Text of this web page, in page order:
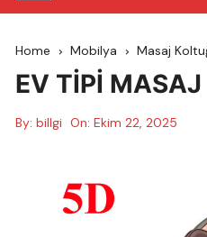
Home Mobilya Masaj
EV TİPİ MASAJ
By: billgi On:Ekim 22, 2025